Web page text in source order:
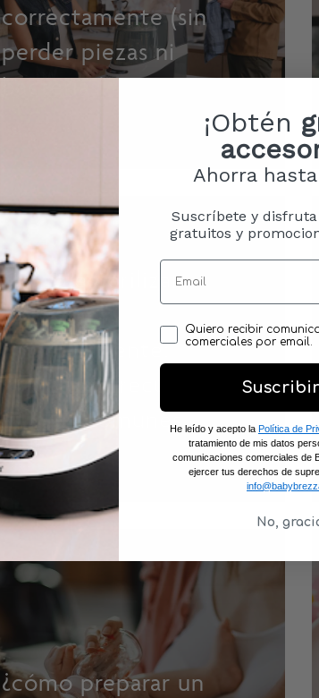
correctamente (sin
perder piezas ni
bacterias)
Cómo esterilizar
biberones
correctamente:
métodos, frecuencia y
errores comunes
¿cómo preparar un
¡Obtén
Ahorra hasta
Suscríbete y disfruta
gratuitos y
Opt inQuiero recibir
comerciales por email.
He leído y acepto la Política de
tratamiento de mis datos
comunicaciones comerciales de
ejercer tus derechos de
No,